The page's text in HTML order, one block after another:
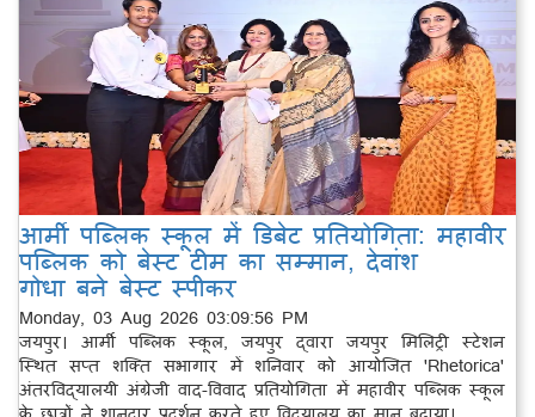
आर्मी पब्लिक स्कूल में डिबेट प्रतियोगिता: महावीर
पब्लिक को बेस्ट टीम का सम्मान, देवांश
गोधा बने बेस्ट स्पीकर
Monday, 03 Aug 2026 03:09:56 PM
जयपुर। आर्मी पब्लिक स्कूल, जयपुर द्वारा जयपुर मिलिट्री स्टेशन
स्थित सप्त शक्ति सभागार में शनिवार को आयोजित 'Rhetorica'
अंतरविद्यालयी अंग्रेजी वाद-विवाद प्रतियोगिता में महावीर पब्लिक स्कूल